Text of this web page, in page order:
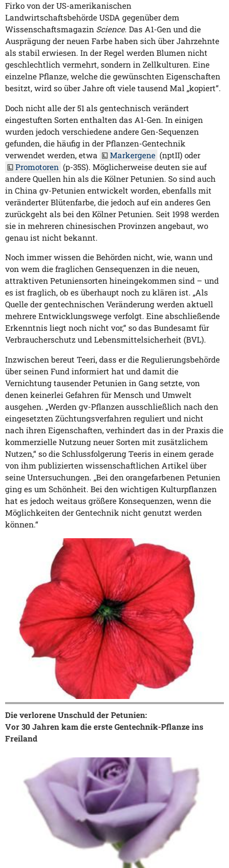
Firko von der US-amerikanischen
Landwirtschaftsbehörde USDA gegenüber dem
Wissenschaftsmagazin Science. Das A1-Gen und die
Ausprägung der neuen Farbe haben sich über Jahrzehnte
als stabil erwiesen. In der Regel werden Blumen nicht
geschlechtlich vermehrt, sondern in Zellkulturen. Eine
einzelne Pflanze, welche die gewünschten Eigenschaften
besitzt, wird so über Jahre oft viele tausend Mal „kopiert“.
Doch nicht alle der 51 als gentechnisch verändert
eingestuften Sorten enthalten das A1-Gen. In einigen
wurden jedoch verschiedene andere Gen-Sequenzen
gefunden, die häufig in der Pflanzen-Gentechnik
verwendet werden, etwa
Markergene (nptII) oder
Promotoren (p-35S). Möglicherweise deuten sie auf
andere Quellen hin als die Kölner Petunien. So sind auch
in China gv-Petunien entwickelt worden, ebenfalls mit
veränderter Blütenfarbe, die jedoch auf ein anderes Gen
zurückgeht als bei den Kölner Petunien. Seit 1998 werden
sie in mehreren chinesischen Provinzen angebaut, wo
genau ist nicht bekannt.
Noch immer wissen die Behörden nicht, wie, wann und
von wem die fraglichen Gensequenzen in die neuen,
attraktiven Petuniensorten hineingekommen sind – und
es ist fraglich, ob es überhaupt noch zu klären ist. „Als
Quelle der gentechnischen Veränderung werden aktuell
mehrere Entwicklungswege verfolgt. Eine abschließende
Erkenntnis liegt noch nicht vor,“ so das Bundesamt für
Verbraucherschutz und Lebensmittelsicherheit (BVL).
Inzwischen bereut Teeri, dass er die Regulierungsbehörde
über seinen Fund informiert hat und damit die
Vernichtung tausender Petunien in Gang setzte, von
denen keinerlei Gefahren für Mensch und Umwelt
ausgehen. „Werden gv-Pflanzen ausschließlich nach den
eingesetzten Züchtungsverfahren reguliert und nicht
nach ihren Eigenschaften, verhindert das in der Praxis die
kommerzielle Nutzung neuer Sorten mit zusätzlichem
Nutzen,“ so die Schlussfolgerung Teeris in einem gerade
von ihm publizierten wissenschaftlichen Artikel über
seine Untersuchungen. „Bei den orangefarbenen Petunien
ging es um Schönheit. Bei den wichtigen Kulturpflanzen
hat es jedoch weitaus größere Konsequenzen, wenn die
Möglichkeiten der Gentechnik nicht genutzt werden
können.“
Die verlorene Unschuld der Petunien:
Vor 30 Jahren kam die erste Gentechnik-Pflanze ins
Freiland